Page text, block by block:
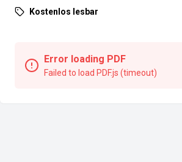
Kostenlos lesbar
Error loading PDF
Failed to load PDF.js (timeout)